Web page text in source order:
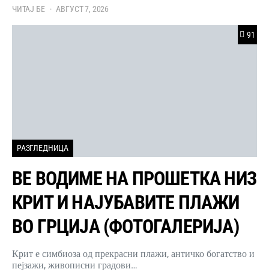
ЧИТАЈ БЕ АВГУСТ 7, 2026
РАЗГЛЕДНИЦА
91
ВЕ ВОДИМЕ НА ПРОШЕТКА НИЗ
КРИТ И НАЈУБАВИТЕ ПЛАЖИ
ВО ГРЦИЈА (ФОТОГАЛЕРИЈА)
Крит е симбиоза од прекрасни плажи, античко богатство и
пејзажи, живописни градови…